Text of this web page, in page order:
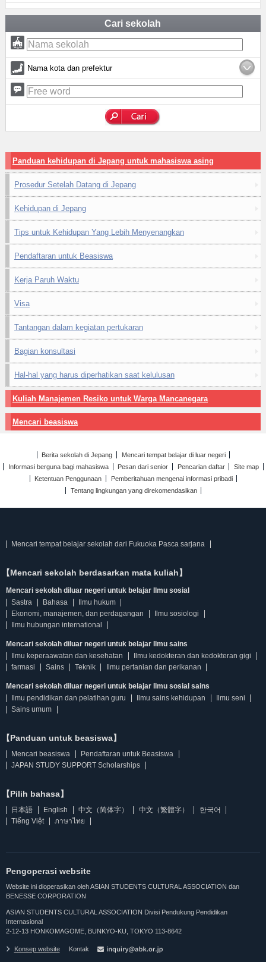
Cari sekolah
Nama kota dan prefektur
Panduan kehidupan di Jepang untuk mahasiswa asing
Prosedur Setelah Datang di Jepang
Kehidupan di Jepang
Tips untuk Kehidupan Yang Lebih Menyenangkan
Pendaftaran untuk Beasiswa
Kerja Paruh Waktu
Visa
Tantangan dalam kegiatan pertukaran
Bagian konsultasi
Hal-hal yang harus diperhatikan saat kelulusan
Kuliah Manajemen Resiko untuk Warga Mancanegara
Mencari beasiswa
Berita sekolah di Jepang
Mencari tempat belajar di luar negeri
Informasi berguna bagi mahasiswa
Pesan dari senior Pencarian daftar
Site map
Ketentuan Penggunaan
Pemberitahuan mengenai informasi pribadi
Tentang lingkungan yang direkomendasikan
Mencari tempat belajar sekolah dari Fukuoka Pasca sarjana
【Mencari sekolah berdasarkan mata kuliah】
Mencari sekolah diluar negeri untuk belajar Ilmu sosial
Sastra
Bahasa
Ilmu hukum
Ekonomi, manajemen, dan perdagangan
Ilmu sosiologi
Ilmu hubungan international
Mencari sekolah diluar negeri untuk belajar Ilmu sains
Ilmu keperaawatan dan kesehatan
Ilmu kedokteran dan kedokteran gigi
farmasi
Sains Teknik Ilmu pertanian dan perikanan
Mencari sekolah diluar negeri untuk belajar Ilmu sosial sains
Ilmu pendidikan dan pelatihan guru
Ilmu sains kehidupan
Ilmu seni
Sains umum
【Panduan untuk beasiswa】
Mencari beasiswa
Pendaftaran untuk Beasiswa
JAPAN STUDY SUPPORT Scholarships
【Pilih bahasa】
日本語 English 中文（简体字） 中文（繁體字）
한국어
Tiếng Việt
ภาษาไทย
Pengoperasi website
Website ini dioperasikan oleh ASIAN STUDENTS CULTURAL ASSOCIATION dan
BENESSE CORPORATION
ASIAN STUDENTS CULTURAL ASSOCIATION Divisi Pendukung Pendidikan
Internasional
2-12-13 HONKOMAGOME, BUNKYO-KU, TOKYO 113-8642
Konsep website Kontak